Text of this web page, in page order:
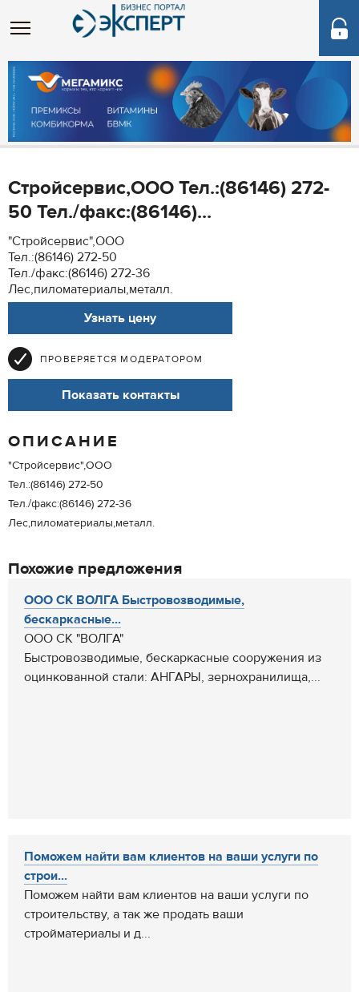
Стройсервис,ООО Тел.:(86146) 272-
50 Тел./факс:(86146)...
"Стройсервис",ООО
Тел.:(86146) 272-50
Тел./факс:(86146) 272-36
Лес,пиломатериалы,металл.
Узнать цену
ПРОВЕРЯЕТСЯ МОДЕРАТОРОМ
Показать контакты
ОПИСАНИЕ
"Стройсервис",ООО
Тел.:(86146) 272-50
Тел./факс:(86146) 272-36
Лес,пиломатериалы,металл.
Похожие предложения
ООО СК ВОЛГА Быстровозводимые,
бескаркасные...
ООО СК "ВОЛГА"
Быстровозводимые, бескаркасные сооружения из
оцинкованной стали: АНГАРЫ, зернохранилища,...
Поможем найти вам клиентов на ваши услуги по
строи...
Поможем найти вам клиентов на ваши услуги по
строительству, а так же продать ваши
стройматериалы и д...